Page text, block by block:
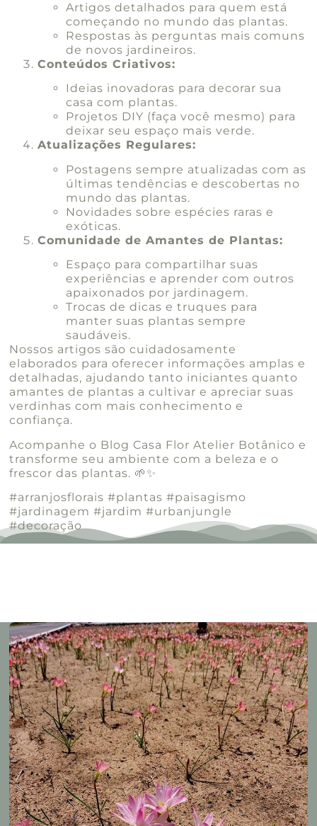
Artigos detalhados para quem está
começando no mundo das plantas.
Respostas às perguntas mais comuns
de novos jardineiros.
Conteúdos Criativos:
Ideias inovadoras para decorar sua
casa com plantas.
Projetos DIY (faça você mesmo) para
deixar seu espaço mais verde.
Atualizações Regulares:
Postagens sempre atualizadas com as
últimas tendências e descobertas no
mundo das plantas.
Novidades sobre espécies raras e
exóticas.
Comunidade de Amantes de Plantas:
Espaço para compartilhar suas
experiências e aprender com outros
apaixonados por jardinagem.
Trocas de dicas e truques para
manter suas plantas sempre
saudáveis.
Nossos artigos são cuidadosamente
elaborados para oferecer informações amplas e
detalhadas, ajudando tanto iniciantes quanto
amantes de plantas a cultivar e apreciar suas
verdinhas com mais conhecimento e
confiança.
Acompanhe o Blog Casa Flor Atelier Botânico e
transforme seu ambiente com a beleza e o
frescor das plantas. 🌱✨
#arranjosflorais #plantas #paisagismo
#jardinagem #jardim #urbanjungle
#decoração